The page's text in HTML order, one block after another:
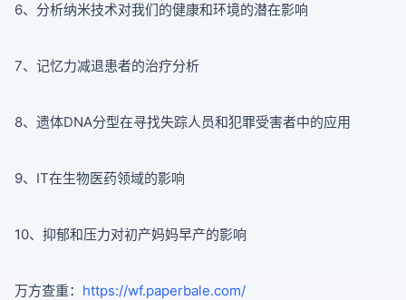
6、分析纳米技术对我们的健康和环境的潜在影响
7、记忆力减退患者的治疗分析
8、遗体DNA分型在寻找失踪人员和犯罪受害者中的应用
9、IT在生物医药领域的影响
10、抑郁和压力对初产妈妈早产的影响
万方查重： https://wf.paperbale.com/